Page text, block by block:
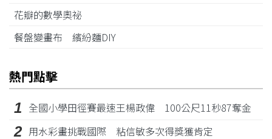
花瓣的數學奧祕
餐盤變畫布 繽紛麵DIY
熱門點擊
1 全國小學田徑賽最速王楊政偉 100公尺11秒87奪金
2 用水彩畫挑戰國際 粘信敏多次得獎獲肯定